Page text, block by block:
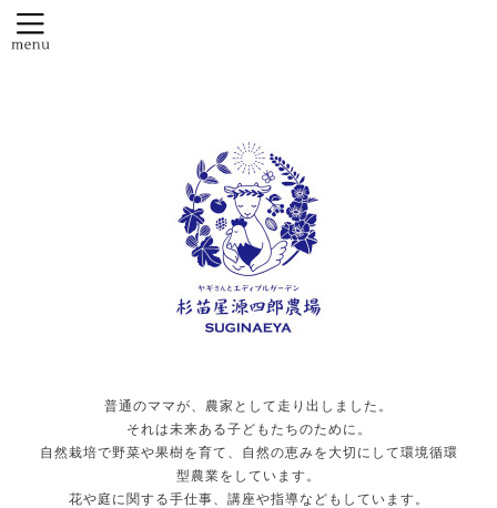
普通のママが、農家として走り出しました。
それは未来ある子どもたちのために。
自然栽培で野菜や果樹を育て、自然の恵みを大切にして環境循環
型農業をしています。
花や庭に関する手仕事、講座や指導などもしています。